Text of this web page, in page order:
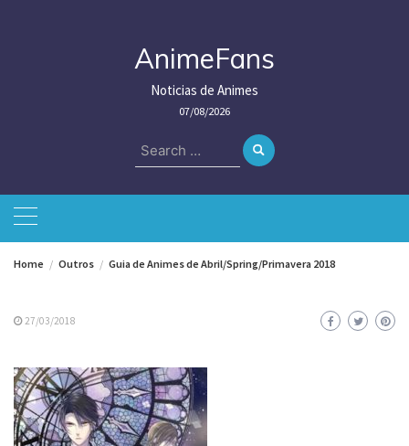
AnimeFans
Noticias de Animes
07/08/2026
Search
for:
Home Outros Guia de Animes de Abril/Spring/Primavera 2018
27/03/2018